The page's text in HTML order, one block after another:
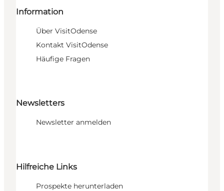
Information
Über VisitOdense
Kontakt VisitOdense
Häufige Fragen
Newsletters
Newsletter anmelden
Hilfreiche Links
Prospekte herunterladen